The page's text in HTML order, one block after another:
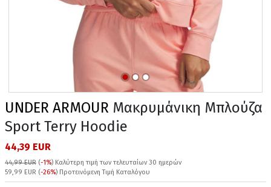
UNDER ARMOUR Μακρυμάνικη Μπλούζα
Sport Terry Hoodie
44,39 EUR
44,99 EUR (-1%) Καλύτερη τιμή των τελευταίων 30 ημερών
59,99 EUR (-26%) Προτεινόμενη Τιμή Καταλόγου